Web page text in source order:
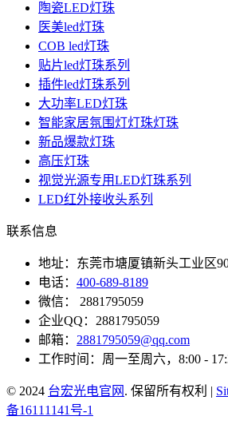
陶瓷LED灯珠
医美led灯珠
COB led灯珠
贴片led灯珠系列
插件led灯珠系列
大功率LED灯珠
智能家居氛围灯灯珠灯珠
新品爆款灯珠
高压灯珠
视觉光源专用LED灯珠系列
LED红外接收头系列
联系信息
地址：东莞市塘厦镇新头工业区
电话： 400-689-8189
微信： 2881795059
企业QQ：2881795059
邮箱： 2881795059@qq.com
工作时间：周一至周六，8:00 -
© 2024 台宏光电官网 . 保留所有权利 |
备16111141号-1